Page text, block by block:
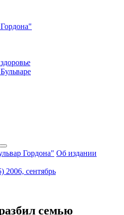
Гордона" Об издании
2006, сентябрь
семью